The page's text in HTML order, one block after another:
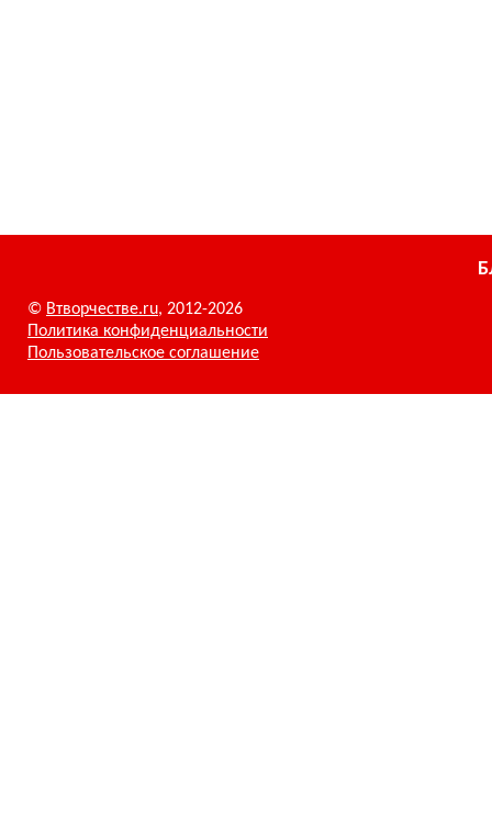
© Втворчестве.ru, 2012-2026
Политика конфиденциальности
Пользовательское соглашение